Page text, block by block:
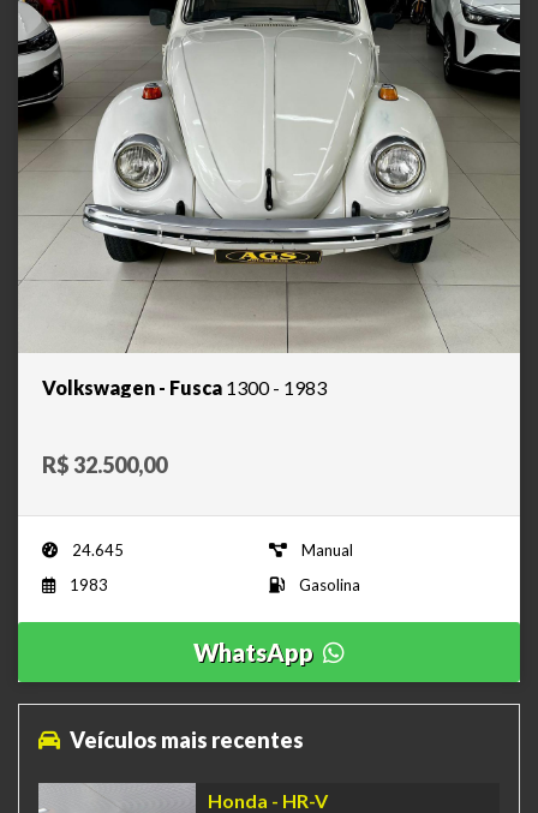
Volkswagen - Fusca 1300 - 1983
R$ 32.500,00
24.645
Manual
1983
Gasolina
WhatsApp
Veículos mais recentes
Honda - HR-V